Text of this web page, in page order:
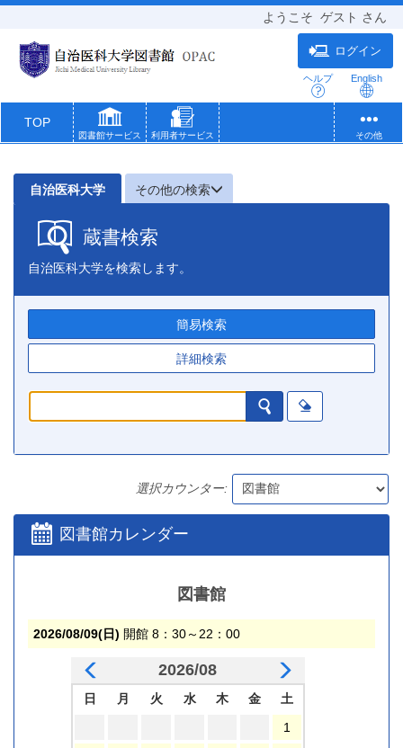
ようこそ ゲスト さん
ログイン
ヘルプ English
TOP
図書館サービス 利用者サービス その他
自治医科大学 その他の検索
蔵書検索
自治医科大学を検索します。
簡易検索
詳細検索
選択カウンター:
図書館カレンダー
図書館
2026/08/09(日) 開館 8：30～22：00
2026/08
日 月 火 水 木 金 土
1